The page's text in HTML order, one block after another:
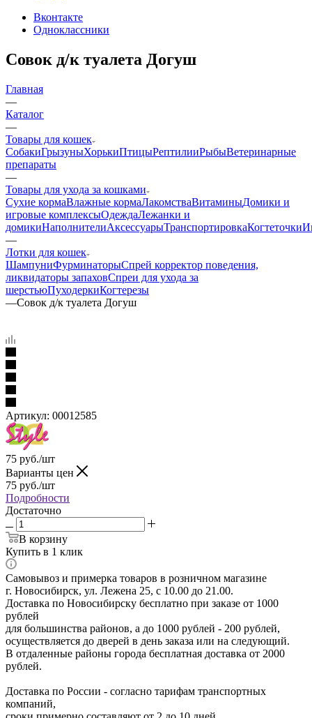
Вконтакте
Одноклассники
Совок д/к туалета Догуш
Главная
—
Каталог
—
Товары для кошек
СобакиГрызуныХорькиПтицыРептилииРыбыВетеринарные
препараты
—
Товары для ухода за кошками
Сухие кормаВлажные кормаЛакомстваВитаминыДомики и
игровые комплексыОдеждаЛежанки и
домикиНаполнителиАксессуарыТранспортировкаКогтеточки
—
Лотки для кошек
ШампуниФурминаторыСпрей корректор поведения,
ликвидаторы запаховСпреи для ухода за
шерстьюПуходеркиКогтерезы
—Совок д/к туалета Догуш
Артикул: 00012585
75 руб./шт
Варианты цен
75 руб./шт
Подробности
Достаточно
В корзину
Купить в 1 клик
Самовывоз и примерка товаров в розничном магазине
г. Новосибирск, ул. Лежена 25, с 10.00 до 21.00.
Доставка по Новосибирску бесплатно при заказе от 1000
рублей
для большинства районов, а до 1000 рублей - 200 рублей,
осуществляется до дверей в день заказа или на следующий.
В отдаленные районы города бесплатная доставка от 2000
рублей.
Доставка по России - согласно тарифам транспортных
компаний,